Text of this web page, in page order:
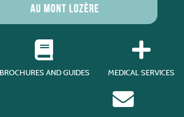
BROCHURES AND GUIDES MEDICAL SERVICES